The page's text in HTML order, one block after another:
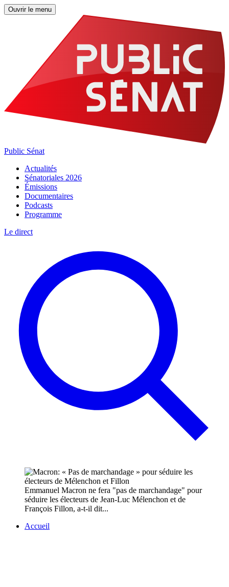
Ouvrir le menu
Public Sénat
Actualités
Sénatoriales 2026
Émissions
Documentaires
Podcasts
Programme
Le direct
Emmanuel Macron ne fera "pas de marchandage" pour
séduire les électeurs de Jean-Luc Mélenchon et de
François Fillon, a-t-il dit...
Accueil